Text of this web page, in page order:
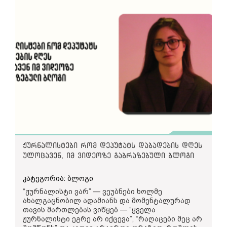
ჟურნალისტები რომ დეპუტატს დაბადების დღეს
ულოცავენ, იმ ვიდეოზე გაბრაზებული ბლოგი
კატეგორია: ბლოგი
“ჟურნალისტი ვარ” — ვეუბნები ხოლმე
ახალგაცნობილ ადამიანს და მომენტალურად
თავის მართლებას ვიწყებ — “ყველა
ჟურნალისტი ეგრე არ იქცევა”, “რაღაცები მეც არ